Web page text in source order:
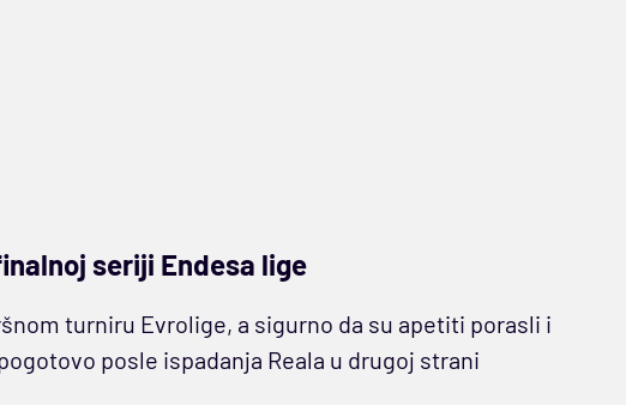
seriji Endesa lige
turniru Evrolige, a sigurno da su apetiti porasli i
posle ispadanja Reala u drugoj strani